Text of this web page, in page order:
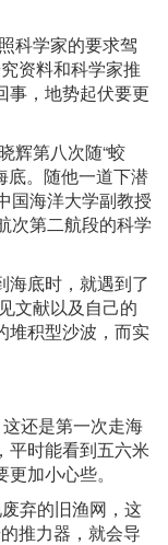
科学家的要求驾
资料和科学家推
事，地势起伏要更
辉第八次随“蛟
底。随他一道下潜
国海洋大学副教授
次第二航段的科学
底时，就遇到了
文献以及自己的
堆积型沙波，而实
还是第一次走海
平时能看到五六米
加小心些。
弃的旧渔网，这
推力器，就会导